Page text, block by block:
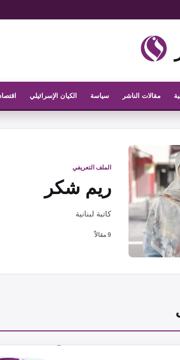
مقالات الناشر سياسة الكيان الإسرائيلي
الملف التعريفي
ريم شكر
كاتبة لبنانية
9 مقالاً